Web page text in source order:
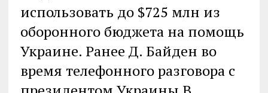
использовать до $725 млн из
оборонного бюджета на помощь
Украине. Ранее Д. Байден во
время телефонного разговора с